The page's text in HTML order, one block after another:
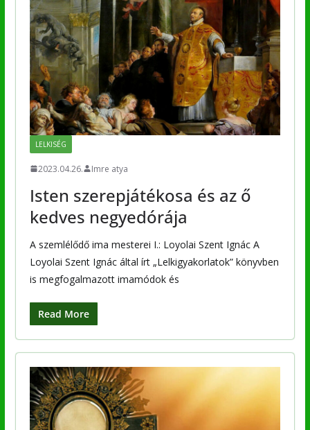
LELKISÉG
2023.04.26. Imre atya
Isten szerepjátékosa és az ő
kedves negyedórája
A szemlélődő ima mesterei I.: Loyolai Szent Ignác A
Loyolai Szent Ignác által írt „Lelkigyakorlatok” könyvben
is megfogalmazott imamódok és
Read More